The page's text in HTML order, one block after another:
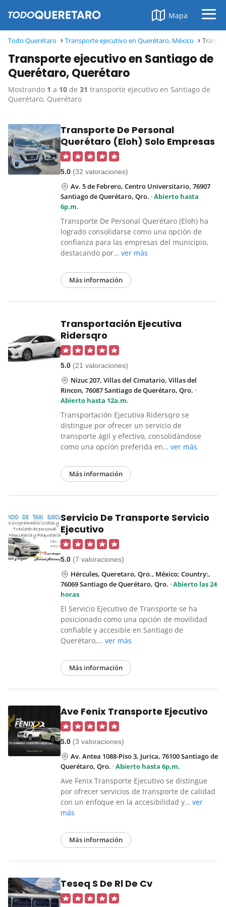
Mapa
Todo Querétaro Transporte ejecutivo en Querétaro, México
Transporte ejecutivo en Santiago de
Querétaro, Querétaro
Mostrando 1 a 10 de 31 transporte ejecutivo en Santiago de
Querétaro, Querétaro
Transporte De Personal
Querétaro (Eloh) Solo Empresas
5.0 (32 valoraciones)
Av. 5 de Febrero, Centro Universitario, 76907
Santiago de Querétaro, Qro. ·Abierto hasta
6p.m.
Transporte De Personal Querétaro (Eloh) ha
logrado consolidarse como una opción de
confianza para las empresas del municipio,
destacando por… ver más
Más información
Transportación Ejecutiva
Ridersqro
5.0 (21 valoraciones)
Nizuc 207, Villas del Cimatario, Villas del
Rincon, 76087 Santiago de Querétaro, Qro. ·
Abierto hasta 12a.m.
Transportación Ejecutiva Ridersqro se
distingue por ofrecer un servicio de
transporte ágil y efectivo, consolidándose
como una opción preferida en… ver más
Más información
Servicio De Transporte Servicio
Ejecutivo
5.0 (7 valoraciones)
Hércules, Queretaro, Qro., México; Country:,
76069 Santiago de Querétaro, Qro. ·Abierto las 24
horas
El Servicio Ejecutivo de Transporte se ha
posicionado como una opción de movilidad
confiable y accesible en Santiago de
Querétaro,… ver más
Más información
Ave Fenix Transporte Ejecutivo
5.0 (3 valoraciones)
Av. Antea 1088-Piso 3, Jurica, 76100 Santiago de
Querétaro, Qro. ·Abierto hasta 6p.m.
Ave Fenix Transporte Ejecutivo se distingue
por ofrecer servicios de transporte de calidad
con un enfoque en la accesibilidad y… ver
más
Más información
Teseq S De Rl De Cv